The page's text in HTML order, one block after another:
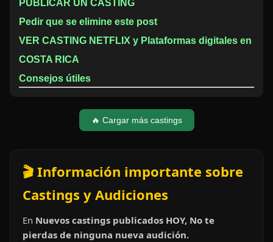
PUBLICAR UN CASTING
Pedir que se elimine este post
VER CASTING NETFLIX y Plataformas digitales en
COSTA RICA
Consejos útiles
🔥 Cargar más castings
🎬 Información importante sobre
Castings y Audiciones
En Nuevos castings publicados HOY, No te
pierdas de ninguna nueva audición.